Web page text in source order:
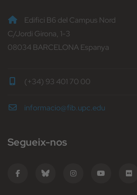
Edifici B6 del Campus Nord
C/Jordi Girona, 1-3
08034 BARCELONA Espanya
(+34) 93 401 70 00
informacio@fib.upc.edu
Segueix-nos